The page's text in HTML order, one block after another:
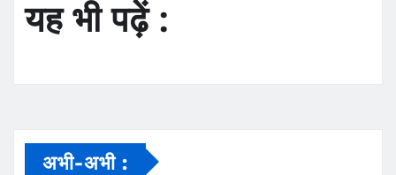
यह भी पढ़ें :
अभी-अभी :